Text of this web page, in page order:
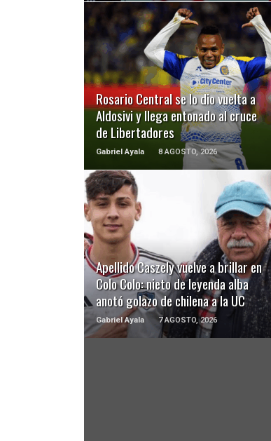
Rosario Central se lo dio vuelta a
Aldosivi y llega entonado al cruce
de Libertadores
Gabriel Ayala 8 AGOSTO, 2026
LEER MÁS
Apellido Caszely vuelve a brillar en
Colo Colo: nieto de leyenda alba
anotó golazo de chilena a la UC
Gabriel Ayala 7 AGOSTO, 2026
LEER MÁS